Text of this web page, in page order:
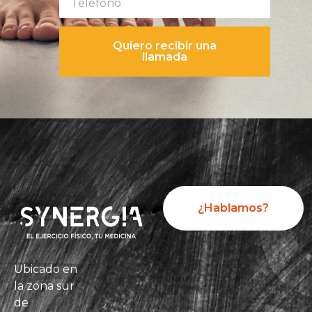
Quiero recibir una
llamada
Ubicado en
la zona sur
de
¿Hablamos?